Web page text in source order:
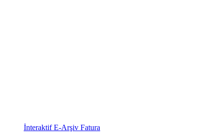
İnteraktif E-Arşiv Fatura